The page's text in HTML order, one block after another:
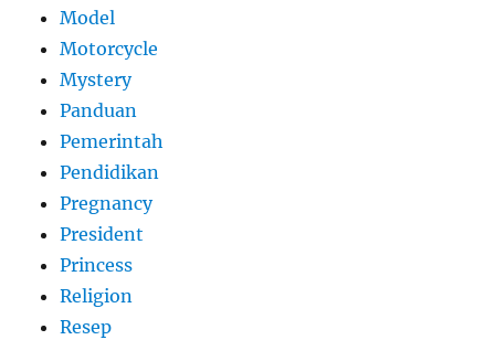
Model
Motorcycle
Mystery
Panduan
Pemerintah
Pendidikan
Pregnancy
President
Princess
Religion
Resep